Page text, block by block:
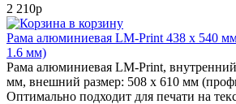
2 210р
в корзину
Рама алюминиевая LM-Print 438 х 540
1.6 мм)
Рама алюминиевая LM-Print,
мм, внешний размер: 508 х 610 мм
Оптимально подходит для печати на